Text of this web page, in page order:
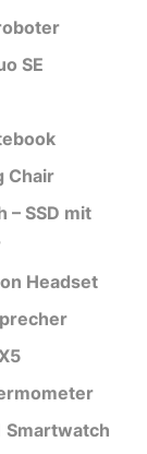
SE
Chair
– SSD mit
Headset
Smartwatch